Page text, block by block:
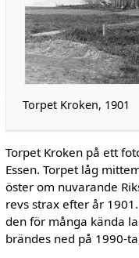
Torpet Kroken, 1901
Torpet Kroken på ett
Essen. Torpet låg
öster om nuvarande
revs strax efter år
den för många kända
brändes ned på 1990-